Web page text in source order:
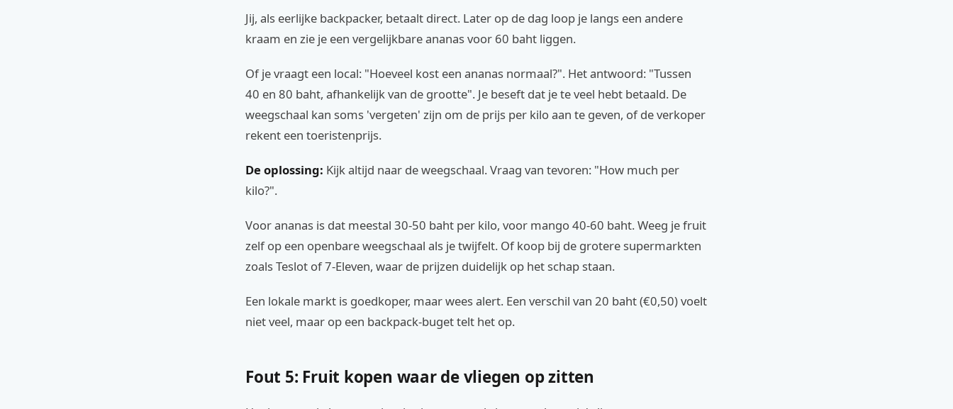
Jij, als eerlijke backpacker, betaalt direct. Later op de dag loop je langs een andere
kraam en zie je een vergelijkbare ananas voor 60 baht liggen.
Of je vraagt een local: "Hoeveel kost een ananas normaal?". Het antwoord: "Tussen
40 en 80 baht, afhankelijk van de grootte". Je beseft dat je te veel hebt betaald. De
weegschaal kan soms 'vergeten' zijn om de prijs per kilo aan te geven, of de verkoper
rekent een toeristenprijs.
De oplossing: Kijk altijd naar de weegschaal. Vraag van tevoren: "How much per
kilo?".
Voor ananas is dat meestal 30-50 baht per kilo, voor mango 40-60 baht. Weeg je fruit
zelf op een openbare weegschaal als je twijfelt. Of koop bij de grotere supermarkten
zoals Teslot of 7-Eleven, waar de prijzen duidelijk op het schap staan.
Een lokale markt is goedkoper, maar wees alert. Een verschil van 20 baht (€0,50) voelt
niet veel, maar op een backpack-buget telt het op.
Fout 5: Fruit kopen waar de vliegen op zitten